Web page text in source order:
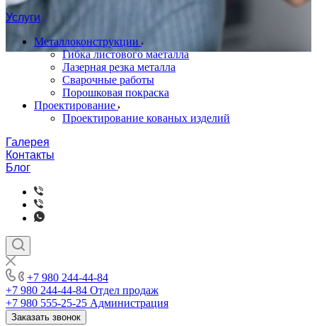
Услуги
Металлоконструкции
Гибка листового маеталла
Лазерная резка металла
Сварочные работы
Порошковая покраска
Проектирование
Проектирование кованых изделий
Галерея
Контакты
Блог
+7 980 244-44-84
+7 980 244-44-84 Отдел продаж
+7 980 555-25-25 Администрация
Заказать звонок